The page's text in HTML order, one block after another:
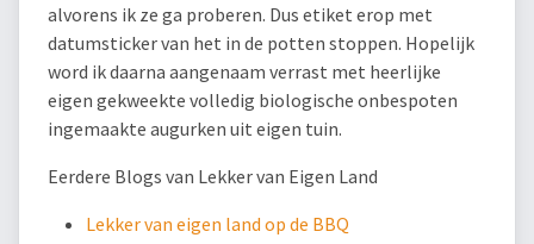
alvorens ik ze ga proberen. Dus etiket erop met
datumsticker van het in de potten stoppen. Hopelijk
word ik daarna aangenaam verrast met heerlijke
eigen gekweekte volledig biologische onbespoten
ingemaakte augurken uit eigen tuin.
Eerdere Blogs van Lekker van Eigen Land
Lekker van eigen land op de BBQ